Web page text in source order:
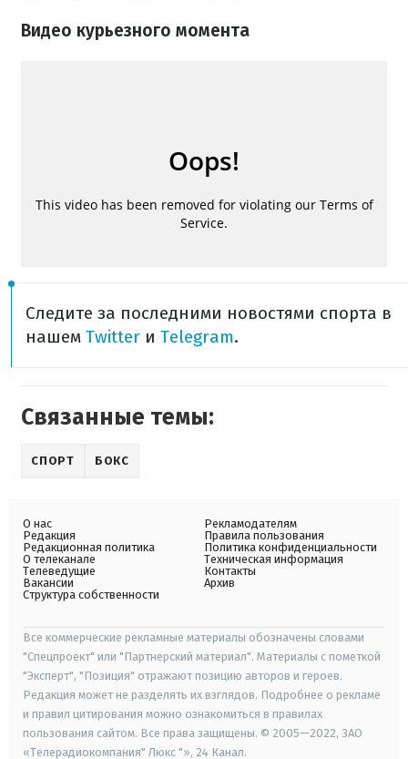
Видео курьезного момента
Следите за последними новостями спорта в
нашем Twitter и Telegram.
Связанные темы:
СПОРТ БОКС
О нас
Редакция
Редакционная политика
О телеканале
Телеведущие
Вакансии
Структура собственности
Рекламодателям
Правила пользования
Политика конфиденциальности
Техническая информация
Контакты
Архив
Все коммерческие рекламные материалы обозначены словами
"Спецпроект" или "Партнерский материал". Материалы с пометкой
"Эксперт", "Позиция" отражают позицию авторов и героев.
Редакция может не разделять их взглядов. Подробнее о рекламе
и правил цитирования можно ознакомиться в правилах
пользования сайтом. Все права защищены. © 2005—2022, ЗАО
«Телерадиокомпания" Люкс "», 24 Канал.